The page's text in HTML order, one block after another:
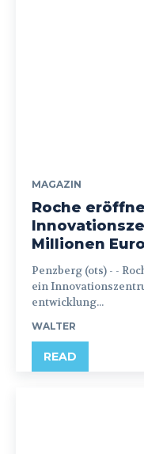
MAGAZIN
Roche
Millionen
Penzberg (ots) - - Roche investiert 300 Millionen Euro in
ein
entwicklung...
WALTER
READ